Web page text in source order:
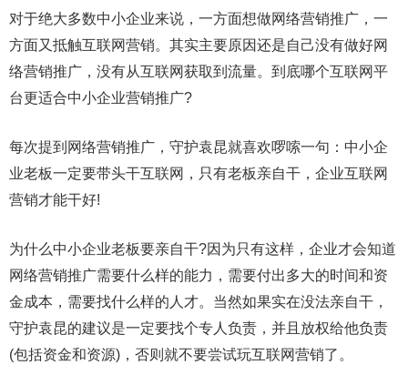
对于绝大多数中小企业来说，一方面想做网络营销推广，一
方面又抵触互联网营销。其实主要原因还是自己没有做好网
络营销推广，没有从互联网获取到流量。到底哪个互联网平
台更适合中小企业营销推广?
每次提到网络营销推广，守护袁昆就喜欢啰嗦一句：中小企
业老板一定要带头干互联网，只有老板亲自干，企业互联网
营销才能干好!
为什么中小企业老板要亲自干?因为只有这样，企业才会知道
网络营销推广需要什么样的能力，需要付出多大的时间和资
金成本，需要找什么样的人才。当然如果实在没法亲自干，
守护袁昆的建议是一定要找个专人负责，并且放权给他负责
(包括资金和资源)，否则就不要尝试玩互联网营销了。